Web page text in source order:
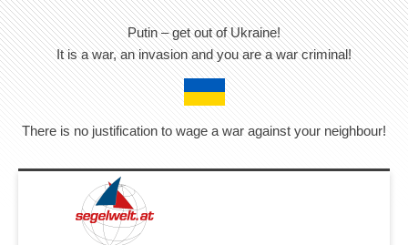
Putin – get out of Ukraine!
It is a war, an invasion and you are a war criminal!
There is no justification to wage a war against your neighbour!